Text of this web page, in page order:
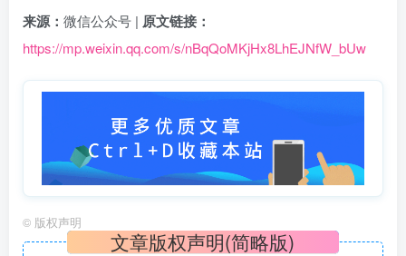
来源： 微信公众号 | 原文链接：
https://mp.weixin.qq.com/s/nBqQoMKjHx8LhEJNfW_bUw
© 版权声明
文章版权声明(简略版)